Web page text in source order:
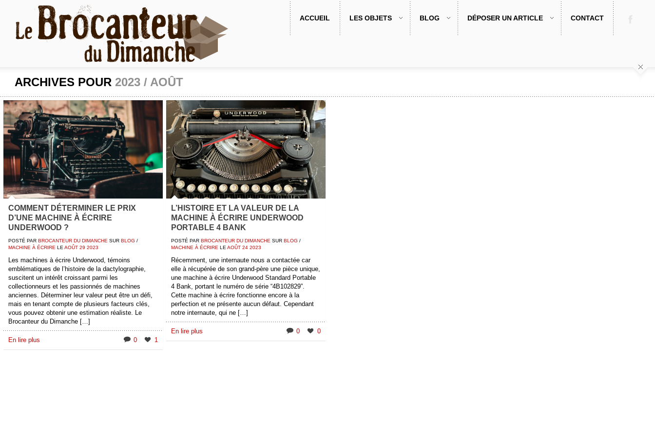
ACCUEIL LES OBJETS BLOG DÉPOSER UN ARTICLE CONTACT
ARCHIVES POUR 2023 / AOÛT
COMMENT DÉTERMINER LE PRIX
D’UNE MACHINE À ÉCRIRE
UNDERWOOD ?
POSTÉ PAR BROCANTEUR DU DIMANCHE SUR BLOG /
MACHINE À ÉCRIRE LEAOÛT 29 2023
Les machines à écrire Underwood, témoins
emblématiques de l’histoire de la dactylographie,
suscitent un intérêt croissant parmi les
collectionneurs et les passionnés de machines
anciennes. Déterminer leur valeur peut être un défi,
mais en tenant compte de plusieurs facteurs clés,
vous pouvez obtenir une estimation réaliste. Le
Brocanteur du Dimanche […]
En lire plus 0 1
L’HISTOIRE ET LA VALEUR DE LA
MACHINE À ÉCRIRE UNDERWOOD
PORTABLE 4 BANK
POSTÉ PAR BROCANTEUR DU DIMANCHE SUR BLOG /
MACHINE À ÉCRIRE LEAOÛT 24 2023
Récemment, une internaute nous a contactée car
elle à récupérée de son grand-père une pièce unique,
une machine à écrire Underwood Standard Portable
4 Bank, portant le numéro de série “4B102829”.
Cette machine à écrire fonctionne encore à la
perfection et ne présente aucun défaut. Cependant
notre internaute, qui ne […]
En lire plus 0 0